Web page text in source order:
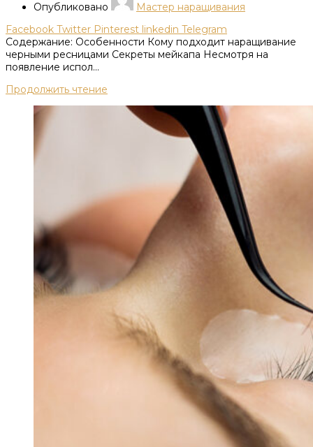
Опубликовано
Мастер наращивания
Facebook Twitter Pinterest linkedin Telegram
Содержание: Особенности Кому подходит наращивание
черными ресницами Секреты мейкапа Несмотря на
появление испол...
Продолжить чтение